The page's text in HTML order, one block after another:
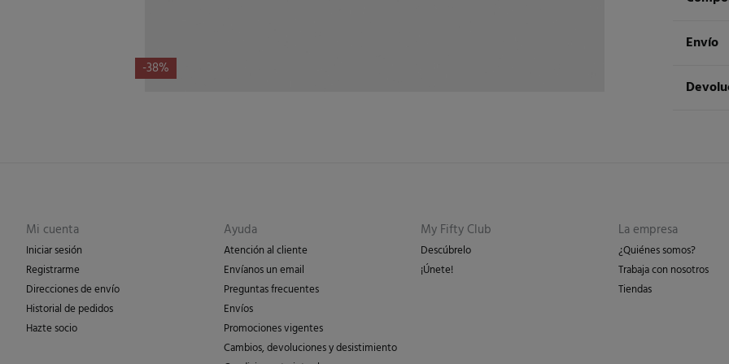
-38%
Envío
Días
los
Mi cuenta
Iniciar sesión
Registrarme
Direcciones de envío
Historial de pedidos
Hazte socio
Ayuda
Atención al cliente
Envíanos un email
Preguntas frecuentes
Envíos
Promociones vigentes
Cambios, devoluciones y desistimiento
My Fifty Club
Descúbrelo
¡Únete!
La empresa
¿Quiénes somos?
Trabaja con nosotros
Tiendas